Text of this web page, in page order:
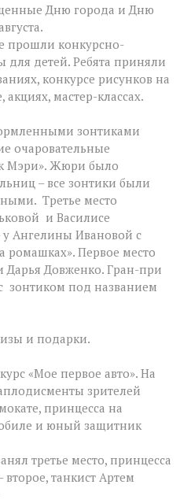
Зверево
Дню города и Дню
прошли конкурсно-
для детей. Ребята приняли
конкурсе рисунков на
мастер-классах.
зонтиками
очаровательные
Мэри». Жюри было
– все зонтики были
Третье место
и Василисе
у Ангелины Ивановой с
ромашках». Первое место
Довженко. Гран-при
зонтиком под названием
и подарки.
«Мое первое авто». На
зрителей
принцесса на
и юный защитник
третье место, принцесса
танкист Артем